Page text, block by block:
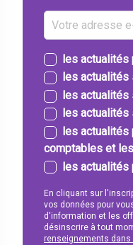
les actualités
les actualités
les actualités
les
les actualités
comptables et
les actualités
En cliquant sur
vos données pour
d'information et les
désinscrire à tout
renseignements